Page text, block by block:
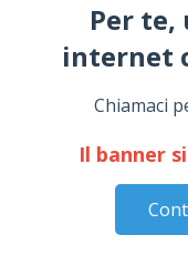
Per te,
internet
Chiamaci
Il banner
Circolo
con il